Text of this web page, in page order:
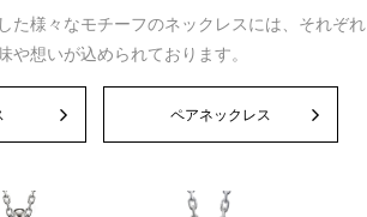
た様々なモチーフのネックレスには、それぞれ
や想いが込められております。
ペアネックレス